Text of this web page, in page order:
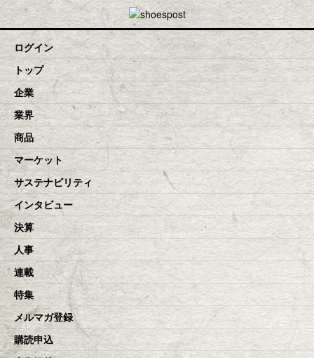
toggle navigation
ログイン
トップ
企業
業界
商品
マーケット
サステナビリティ
インタビュー
決算
人事
連載
特集
メルマガ登録
購読申込